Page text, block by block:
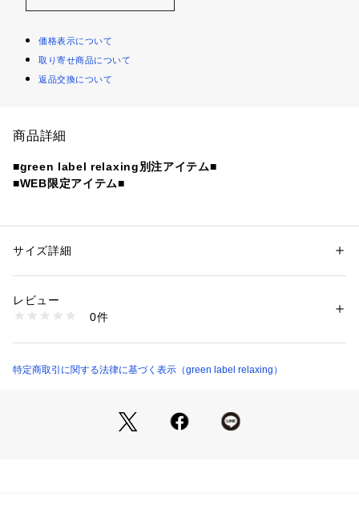
価格表示について
取り寄せ商品について
返品交換について
商品詳細
■green label relaxing別注アイテム■
■WEB限定アイテム■
■デザイン
ベルトループにバックゴム仕様を掛け合わせたデザインが、キ
レイメながらもはき心地の良さを実現。
ほどよい厚みでハリコシがあり、経年変化も楽しめるタフな生
性別：メンズ
素材：コットン100％
洗濯：洗濯機洗い可
※詳しい洗濯方法については、商品の品質表示タグをご覧ください
32145000004 （ショップ）
サイズ詳細
レビュー
0件
特定商取引に関する法律に基づく表示（green label relaxing）